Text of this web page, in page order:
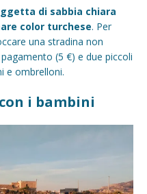
di sabbia chiara
color turchese. Per
una stradina non
(5 €) e due piccoli
e ombrelloni.
i bambini